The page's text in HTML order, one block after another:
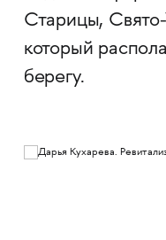
Старицы,
который
берегу.